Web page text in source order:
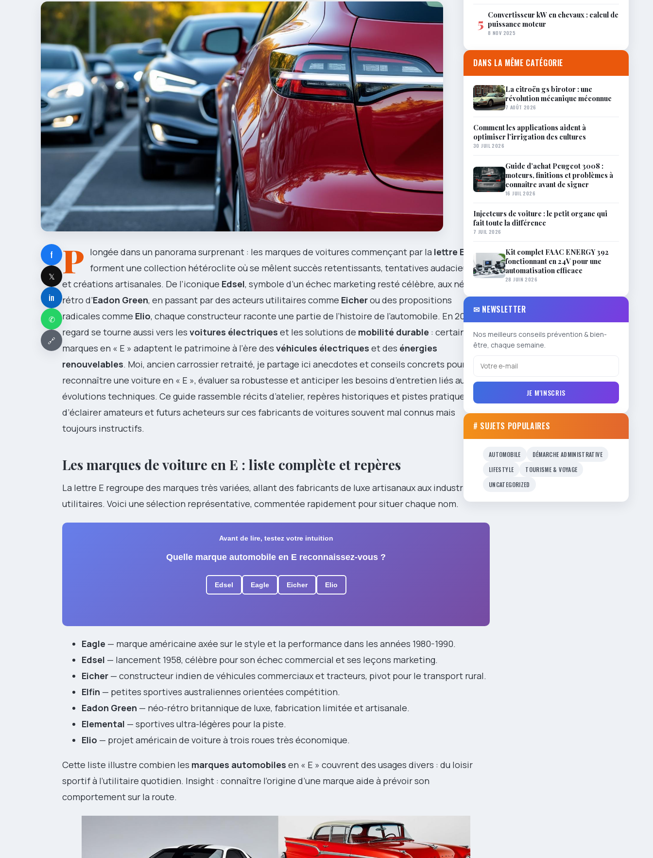
f
𝕏
in
✆
🔗
P longée dans un panorama surprenant : les marques de voitures commençant par la lettre E
forment une collection hétéroclite où se mêlent succès retentissants, tentatives audacieuses
et créations artisanales. De l’iconique Edsel, symbole d’un échec marketing resté célèbre, aux néo-
rétro d’Eadon Green, en passant par des acteurs utilitaires comme Eicherou des propositions
radicales comme Elio, chaque constructeur raconte une partie de l’histoire de l’automobile. En 2026, le
regard se tourne aussi vers les voitures électriques et les solutions de mobilité durable : certaines
marques en « E » adaptent le patrimoine à l’ère des véhicules électriques et des énergies
renouvelables. Moi, ancien carrossier retraité, je partage ici anecdotes et conseils concrets pour
reconnaître une voiture en « E », évaluer sa robustesse et anticiper les besoins d’entretien liés aux
évolutions techniques. Ce guide rassemble récits d’atelier, repères historiques et pistes pratiques afin
d’éclairer amateurs et futurs acheteurs sur ces fabricants de voitures souvent mal connus mais
toujours instructifs.
Les marques de voiture en E : liste complète et repères
La lettre E regroupe des marques très variées, allant des fabricants de luxe artisanaux aux industriels
utilitaires. Voici une sélection représentative, commentée rapidement pour situer chaque nom.
Avant de lire, testez votre intuition
Quelle marque automobile en E reconnaissez-vous ?
Edsel Eagle Eicher Elio
Eagle — marque américaine axée sur le style et la performance dans les années 1980-1990.
Edsel — lancement 1958, célèbre pour son échec commercial et ses leçons marketing.
Eicher — constructeur indien de véhicules commerciaux et tracteurs, pivot pour le transport rural.
Elfin — petites sportives australiennes orientées compétition.
Eadon Green — néo-rétro britannique de luxe, fabrication limitée et artisanale.
Elemental — sportives ultra-légères pour la piste.
Elio — projet américain de voiture à trois roues très économique.
Cette liste illustre combien les marques automobiles en « E » couvrent des usages divers : du loisir
sportif à l’utilitaire quotidien. Insight : connaître l’origine d’une marque aide à prévoir son
comportement sur la route.
5 Convertisseur kW en chevaux : calcul de
puissance moteur
8 NOV 2025
DANS LA MÊME CATÉGORIE
La citroën gs birotor : une
révolution mécanique méconnue
7 AOÛT 2026
Comment les applications aident à
optimiser l’irrigation des cultures
30 JUIL 2026
Guide d’achat Peugeot 3008 :
moteurs, finitions et problèmes à
connaître avant de signer
16 JUIL 2026
Injecteurs de voiture : le petit organe qui
fait toute la différence
7 JUIL 2026
Kit complet FAAC ENERGY 392
fonctionnant en 24V pour une
automatisation efficace
28 JUIN 2026
✉ NEWSLETTER
Nos meilleurs conseils prévention & bien-
être, chaque semaine.
JE M'INSCRIS
# SUJETS POPULAIRES
AUTOMOBILE
DÉMARCHE ADMINISTRATIVE
LIFESTYLE
TOURISME & VOYAGE
UNCATEGORIZED